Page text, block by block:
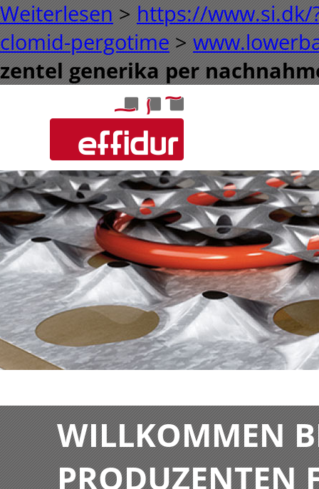
Weiterlesen > https://www.si.dk/
clomid-pergotime >
zentel generika per
WILLKOMMEN
PRODUZENTEN